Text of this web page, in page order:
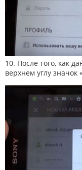
10. После того, как
верхнем углу значок